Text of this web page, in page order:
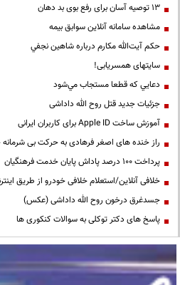
13 توصیه آسان برای رفع بوی بد دهان
مشاهده سامانه آنلاين سوابق بیمه
حكم آيت‌الله مكارم درباره شاهين نجفي
سایتهای همسریابی!
دعايي كه قطعا مستجاب مي‌شود
جزئیات جدید قتل روح الله داداشی
آموزش ساخت Apple ID برای کاربران ایرانی
راز خنده های اصغر فرهادی به حرکت بی
پرداخت ۱۰۰ درصد پاداش پایان خدمت فرهنگیان
خلافی آنلاین/استعلام خلافی خودرو از طریق
جسدغرق درخون روح الله داداشی (عکس)
پاسخ های دکتر توکلی به سوالات کنکوری ها